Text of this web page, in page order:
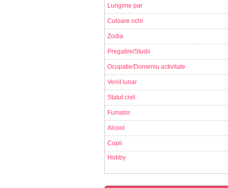
Lungime par
Culoare ochi
Zodia
Pregatire/Studii
Ocupatie/Domeniu activitate
Venit lunar
Statut civil
Fumator
Alcool
Copii
Hobby